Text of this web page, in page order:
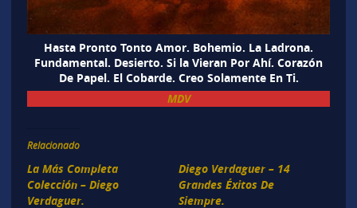
Hasta Pronto Tonto Amor. Bohemio. La Ladrona.
Fundamental. Desierto. Si la Vieran Por Ahí. Corazón
De Papel. El Cobarde. Creo Solamente En Ti.
MDV
Relacionado
La Más Completa
Colección – Diego
Verdaguer.
Diego Verdaguer – 14
Grandes Éxitos De
Siempre.